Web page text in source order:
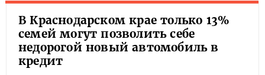
В Краснодарском крае только 13%
семей могут позволить себе
недорогой новый автомобиль в
кредит